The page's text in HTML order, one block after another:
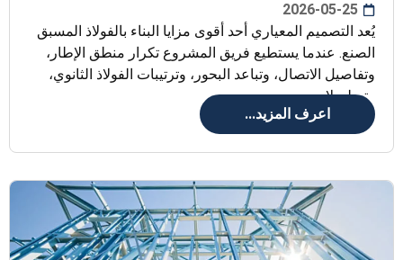
2026-05-25
يُعد التصميم المعياري أحد أقوى مزايا البناء بالفولاذ المسبق
الصنع. عندما يستطيع فريق المشروع تكرار منطق الإطار،
وتفاصيل الاتصال، وتباعد البحور، وترتيبات الفولاذ الثانوي،
وتسلسلات
اعرف المزيد...